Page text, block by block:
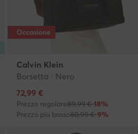
Occasione
Calvin Klein
Borsetta · Nero
Prezzo attuale
72,99 €
Prezzo regolare89,99 €-18%
Prezzo più basso80,99 €-9%